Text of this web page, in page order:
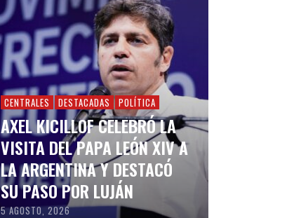
CENTRALES DESTACADAS POLÍTICA
AXEL KICILLOF CELEBRÓ LA
VISITA DEL PAPA LEÓN XIV A
LA ARGENTINA Y DESTACÓ
SU PASO POR LUJÁN
5 AGOSTO, 2026